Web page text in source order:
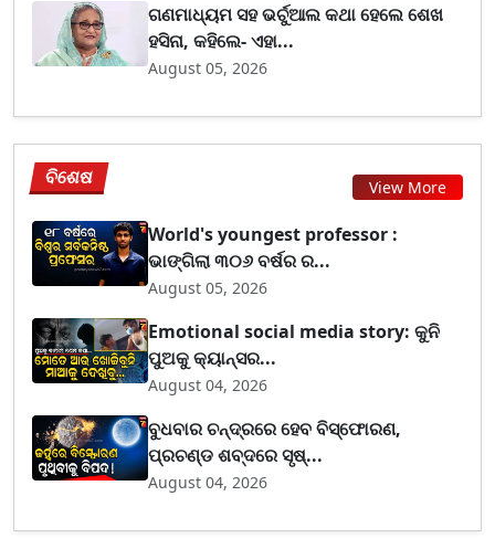
ଗଣମାଧ୍ୟମ ସହ ଭର୍ଚୁଆଲ କଥା ହେଲେ ଶେଖ
ହସିନା, କହିଲେ- ଏହା...
August 05, 2026
ବିଶେଷ View More
World's youngest professor :
ଭାଙ୍ଗିଲା ୩୦୬ ବର୍ଷର ର...
August 05, 2026
Emotional social media story: କୁନି
ପୁଅକୁ କ୍ୟାନ୍ସର...
August 04, 2026
ବୁଧବାର ଚନ୍ଦ୍ରରେ ହେବ ବିସ୍ଫୋରଣ,
ପ୍ରଚଣ୍ଡ ଶବ୍ଦରେ ସୃଷ୍...
August 04, 2026